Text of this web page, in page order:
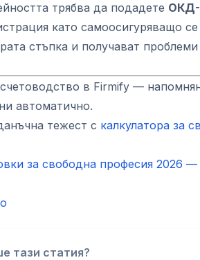
трябва да подадете
като самоосигуряващо се
стъпка и получават
в Firmify —
автоматично.
тежест с калкулатора за
за свободна професия 2026 —
тази статия?